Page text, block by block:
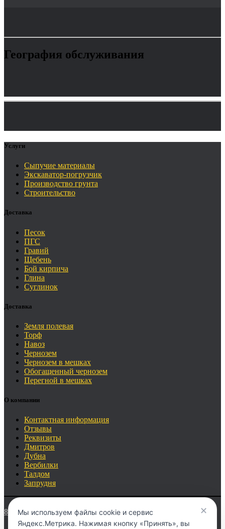
География обслуживания
Услуги
Сыпучие материалы
Экскаватор-погрузчик
Производство грунта
Строительство
Доставка
Песок
ПГС
Гравий
Щебень
Бой кирпича
Глина
Суглинок
Доставка
Земля полевая
Торф
Навоз
Чернозем
Чернозем в мешках
Обогащенный чернозем
Перегной в мешках
О компании
Контактная информация
Отзывы
Реквизиты
Дмитров
Дубна
Вербилки
Талдом
Запрудня
8 (903) 011 29 45 ✕
Мы используем файлы cookie и сервис
Яндекс.Метрика. Нажимая кнопку «Принять», вы